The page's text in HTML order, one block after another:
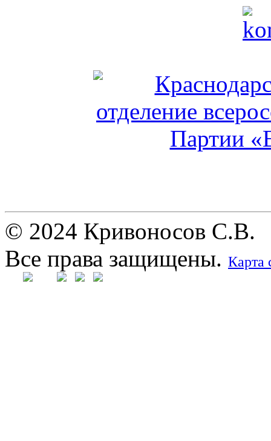
© 2024 Кривоносов С.В.
Все права защищены. Карта